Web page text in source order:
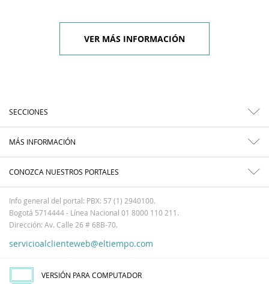
VER MÁS INFORMACIÓN
SECCIONES
MÁS INFORMACIÓN
CONOZCA NUESTROS PORTALES
Info general del portal: PBX: 57 (1) 2940100.
Bogotá 5714444 - Línea Nacional 01 8000 110 211.
Dirección: Av. Calle 26 # 68B-70.
servicioalclienteweb@eltiempo.com
VERSIÓN PARA COMPUTADOR